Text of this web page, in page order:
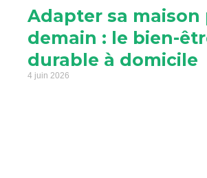
Adapter sa maison
demain : le bien-
durable à domicile
4 juin 2026